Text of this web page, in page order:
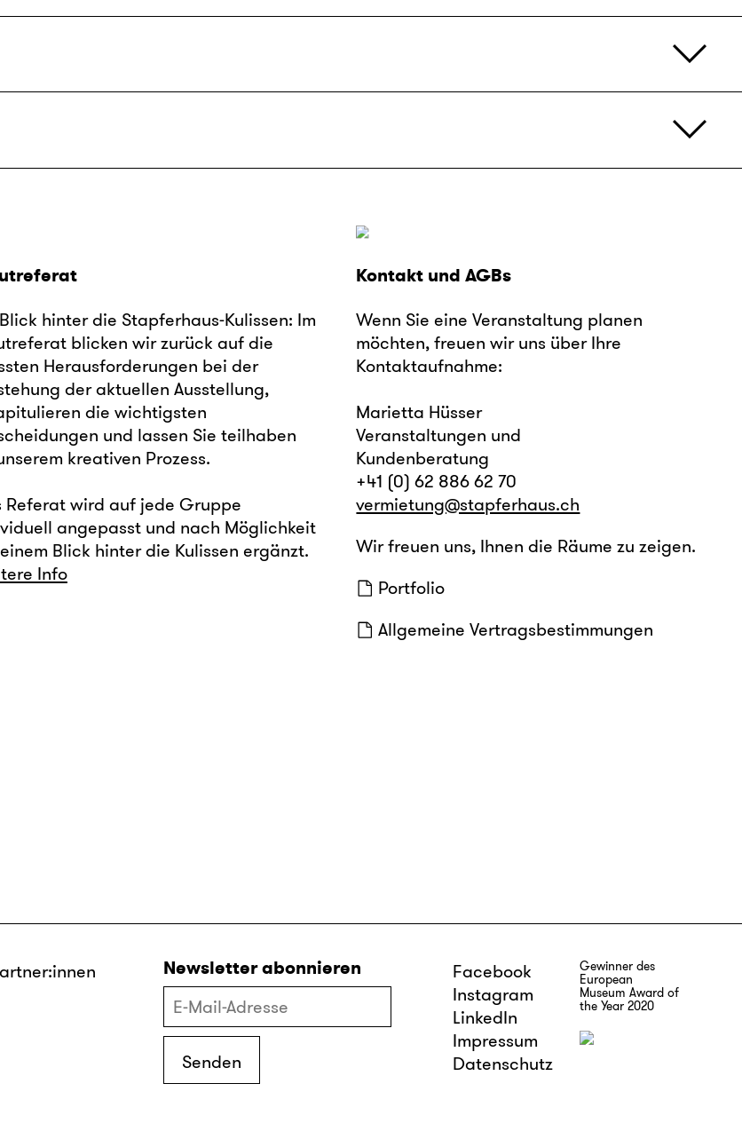
hinter die Stapferhaus-Kulissen: Im
blicken wir zurück auf die
Herausforderungen bei der
der aktuellen Ausstellung,
die wichtigsten
und lassen Sie teilhaben
kreativen Prozess.
Referat wird auf jede Gruppe
angepasst und nach Möglichkeit
Blick hinter die Kulissen ergänzt.
Info
Kontakt und AGBs
Wenn Sie eine Veranstaltung planen
möchten, freuen wir uns über Ihre
Kontaktaufnahme:
Marietta Hüsser
Veranstaltungen und
Kundenberatung
+41 (0) 62 886 62 70
vermietung@stapferhaus.ch
Wir freuen uns, Ihnen die Räume zu zeigen.
Portfolio
Allgemeine Vertragsbestimmungen
Newsletter abonnieren
Facebook
Instagram
LinkedIn
Impressum
Datenschutz
Gewinner des
European
Museum Award of
the Year 2020